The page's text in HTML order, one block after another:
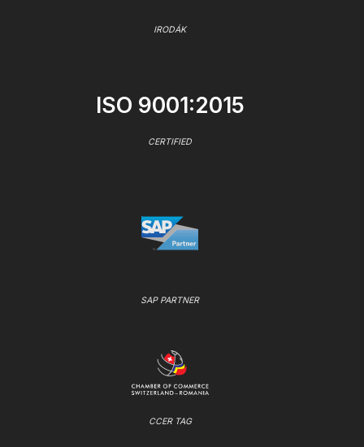
IRODÁK
ISO 9001:2015
CERTIFIED
SAP PARTNER
CCER TAG